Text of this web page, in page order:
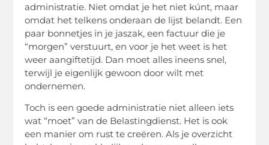
administratie. Niet omdat je het niet kúnt, maar
omdat het telkens onderaan de lijst belandt. Een
paar bonnetjes in je jaszak, een factuur die je
“morgen” verstuurt, en voor je het weet is het
weer aangiftetijd. Dan moet alles ineens snel,
terwijl je eigenlijk gewoon door wilt met
ondernemen.
Toch is een goede administratie niet alleen iets
wat “moet” van de Belastingdienst. Het is ook
een manier om rust te creëren. Als je overzicht